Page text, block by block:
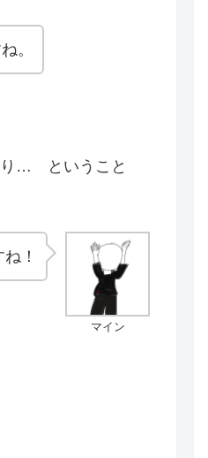
。
り… ということ
マイン
！